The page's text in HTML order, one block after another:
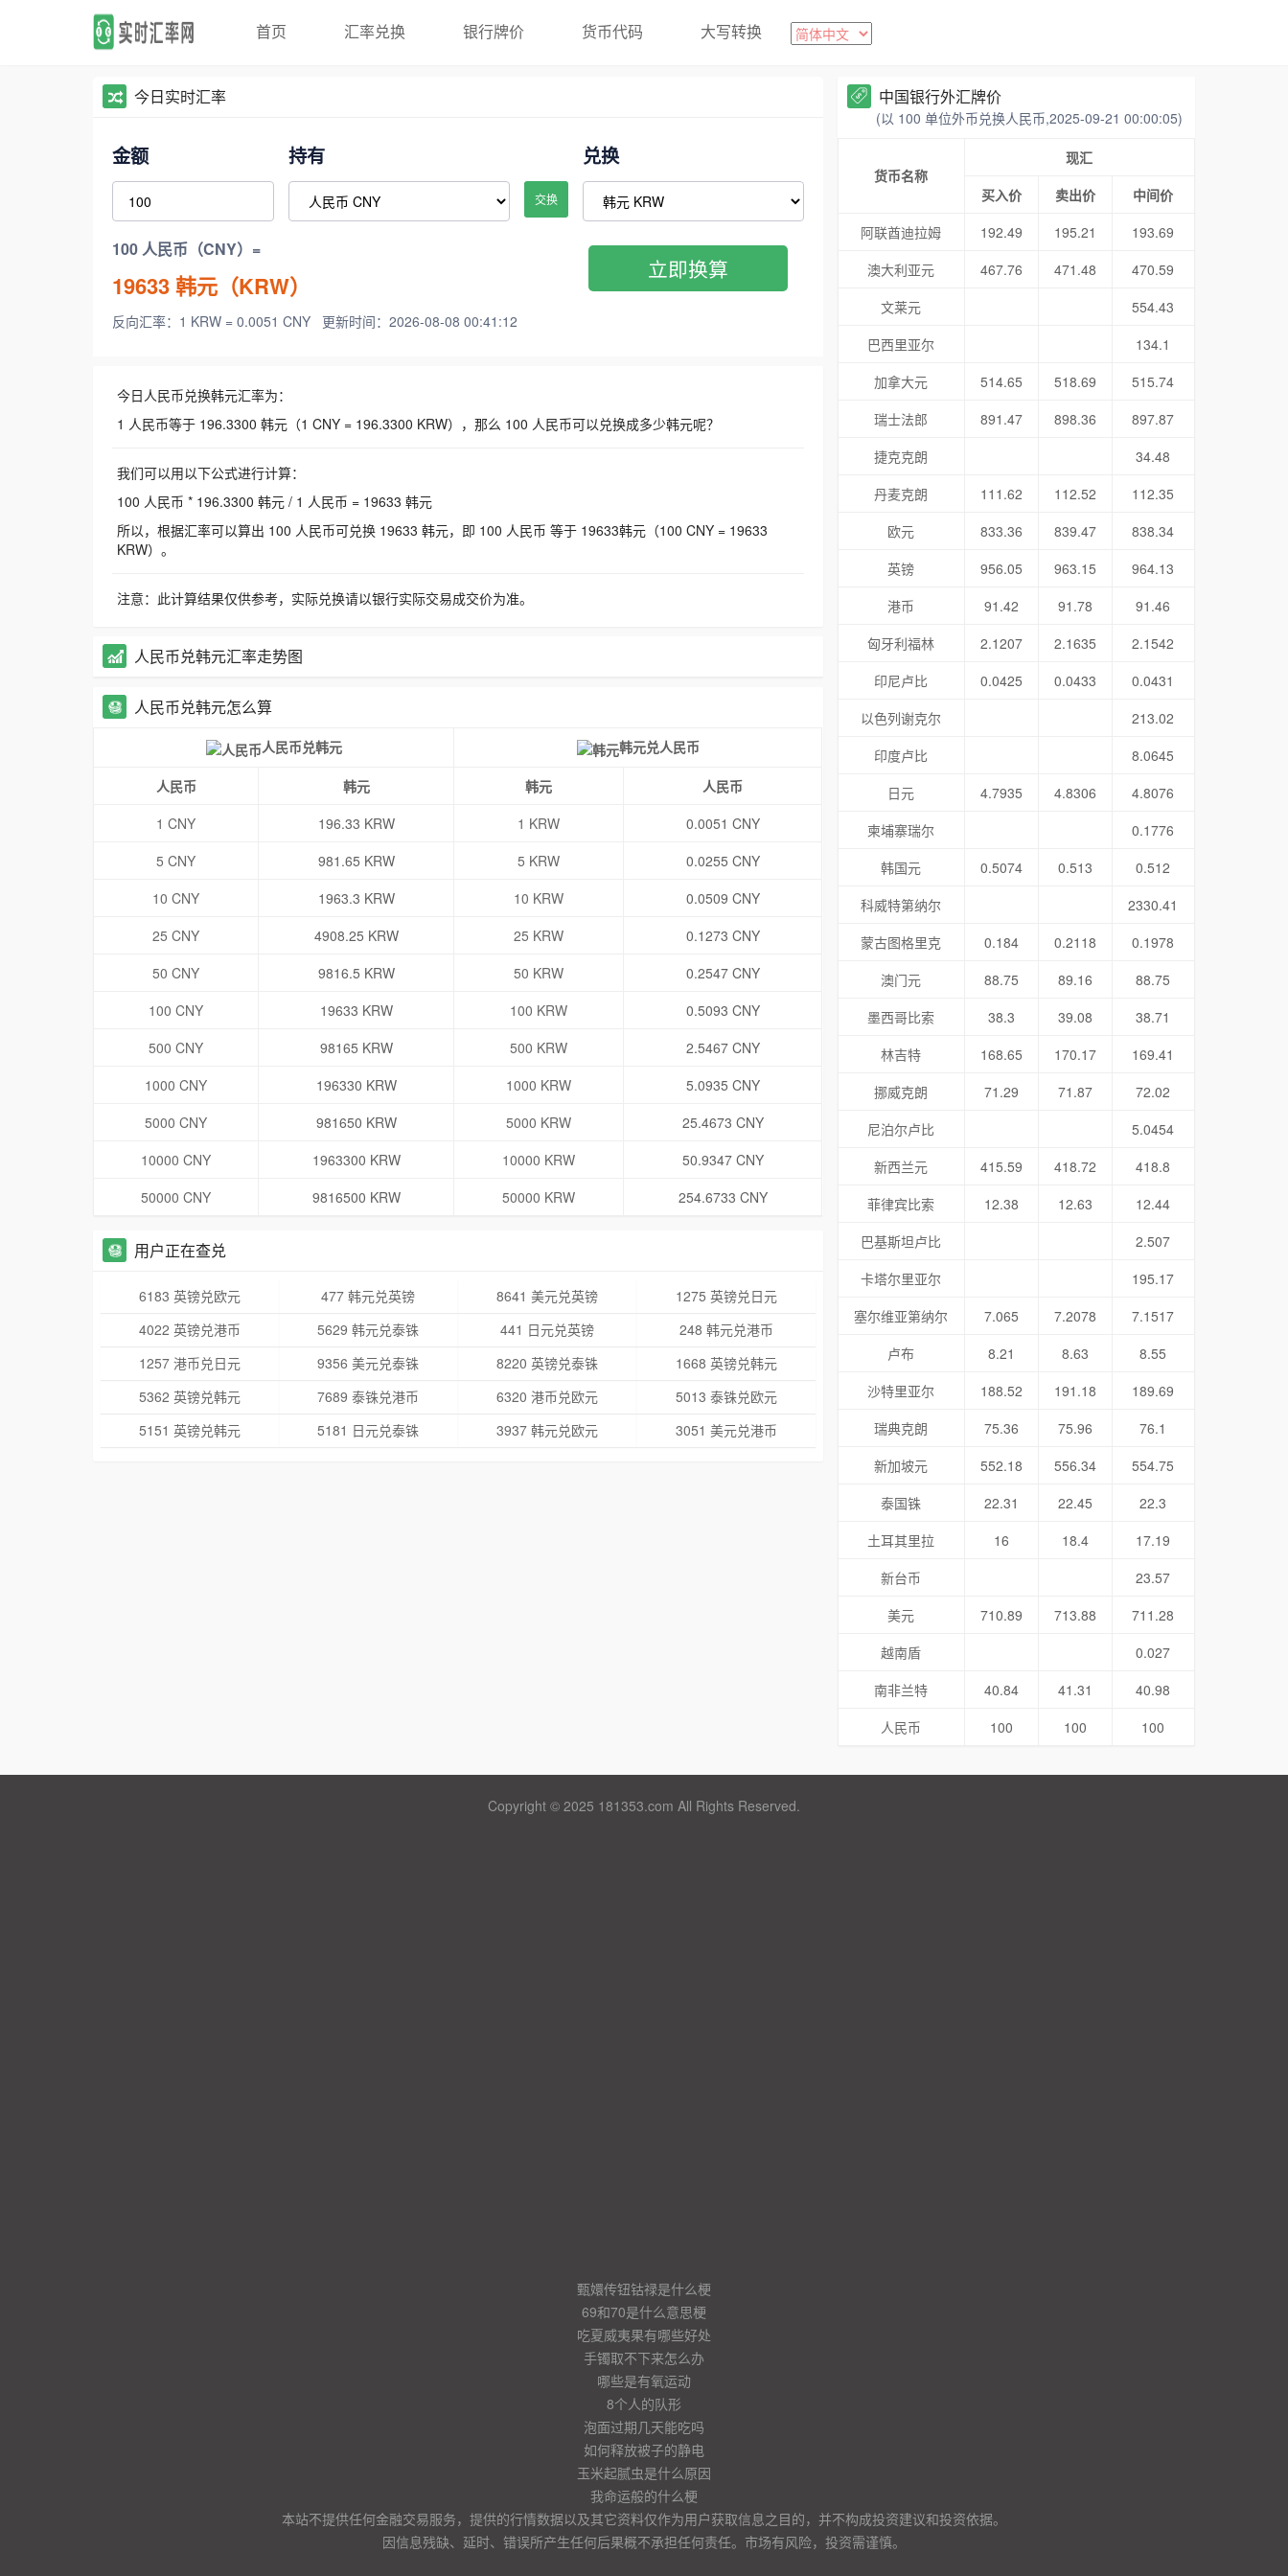
首页 汇率兑换 银行牌价 货币代码 大写转换
今日实时汇率
金额 持有
交换
兑换
100 人民币（CNY）=
19633韩元（KRW）
反向汇率：1 KRW = 0.0051 CNY 更新时间：2026-08-08 00:41:12
立即换算
今日人民币兑换韩元汇率为：
1 人民币等于 196.3300 韩元（1 CNY = 196.3300 KRW），那么 100 人民币可以兑换成多少韩元呢？
我们可以用以下公式进行计算：
100 人民币 * 196.3300 韩元 / 1 人民币 = 19633 韩元
所以，根据汇率可以算出 100 人民币可兑换 19633 韩元，即 100 人民币 等于 19633韩元（100 CNY = 19633
KRW）。
注意：此计算结果仅供参考，实际兑换请以银行实际交易成交价为准。
人民币兑韩元汇率走势图
人民币兑韩元怎么算
人民币兑韩元 韩元兑人民币
人民币 韩元 韩元
人民币
1 CNY
196.33 KRW 1 KRW
0.0051 CNY
5 CNY
981.65 KRW 5 KRW
0.0255 CNY
10 CNY
1963.3 KRW 10 KRW
0.0509 CNY
25 CNY
4908.25 KRW 25 KRW
0.1273 CNY
50 CNY
9816.5 KRW 50 KRW
0.2547 CNY
100 CNY
19633 KRW 100 KRW
0.5093 CNY
500 CNY
98165 KRW 500 KRW
2.5467 CNY
1000 CNY
196330 KRW 1000 KRW
5.0935 CNY
5000 CNY
981650 KRW 5000 KRW
25.4673 CNY
10000 CNY
1963300 KRW 10000 KRW
50.9347 CNY
50000 CNY
9816500 KRW 50000 KRW 254.6733 CNY
用户正在查兑
6183 英镑兑欧元 477 韩元兑英镑 8641 美元兑英镑
1275 英镑兑日元
4022 英镑兑港币
5629 韩元兑泰铢 441 日元兑英镑
248 韩元兑港币
1257 港币兑日元
9356 美元兑泰铢 8220 英镑兑泰铢
1668 英镑兑韩元
5362 英镑兑韩元
7689 泰铢兑港币 6320 港币兑欧元
5013 泰铢兑欧元
5151 英镑兑韩元
5181 日元兑泰铢 3937 韩元兑欧元 3051 美元兑港币
中国银行外汇牌价
(以 100 单位外币兑换人民币,2025-09-21 00:00:05)
货币名称
现汇
买入价
卖出价
中间价
阿联酋迪拉姆
192.49 195.21
193.69
澳大利亚元
467.76 471.48
470.59
文莱元
554.43
巴西里亚尔
134.1
加拿大元
514.65 518.69
515.74
瑞士法郎
891.47 898.36
897.87
捷克克朗
34.48
丹麦克朗
111.62 112.52
112.35
欧元
833.36 839.47
838.34
英镑
956.05 963.15
964.13
港币
91.42 91.78
91.46
匈牙利福林
2.1207 2.1635
2.1542
印尼卢比
0.0425 0.0433
0.0431
以色列谢克尔
213.02
印度卢比
8.0645
日元
4.7935 4.8306
4.8076
柬埔寨瑞尔
0.1776
韩国元
0.5074 0.513
0.512
科威特第纳尔
2330.41
蒙古图格里克
0.184 0.2118
0.1978
澳门元
88.75 89.16
88.75
墨西哥比索
38.3 39.08
38.71
林吉特
168.65 170.17
169.41
挪威克朗
71.29 71.87
72.02
尼泊尔卢比
5.0454
新西兰元
415.59 418.72
418.8
菲律宾比索
12.38 12.63
12.44
巴基斯坦卢比
2.507
卡塔尔里亚尔
195.17
塞尔维亚第纳尔
7.065 7.2078
7.1517
卢布
8.21 8.63
8.55
沙特里亚尔
188.52 191.18
189.69
瑞典克朗
75.36 75.96
76.1
新加坡元
552.18 556.34
554.75
泰国铢
22.31 22.45
22.3
土耳其里拉
16 18.4
17.19
新台币
23.57
美元
710.89 713.88
711.28
越南盾
0.027
南非兰特
40.84 41.31
40.98
人民币
100 100 100
Copyright © 2025 181353.com All Rights Reserved.
甄嬛传钮钴禄是什么梗
69和70是什么意思梗
吃夏威夷果有哪些好处
手镯取不下来怎么办
哪些是有氧运动
8个人的队形
泡面过期几天能吃吗
如何释放被子的静电
玉米起腻虫是什么原因
我命运般的什么梗
本站不提供任何金融交易服务，提供的行情数据以及其它资料仅作为用户获取信息之目的，并不构成投资建议和投资依据。
因信息残缺、延时、错误所产生任何后果概不承担任何责任。市场有风险，投资需谨慎。